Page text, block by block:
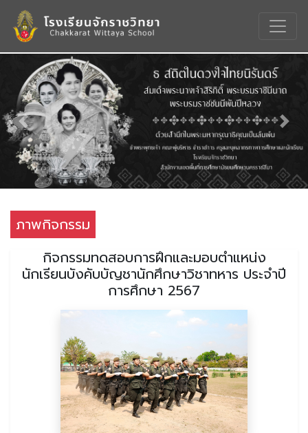
Previous Next
ภาพกิจกรรม
กิจกรรมทดสอบการฝึกและมอบตำแหน่ง
นักเรียนบังคับบัญชานักศึกษาวิชาทหาร ประจำปี
การศึกษา 2567